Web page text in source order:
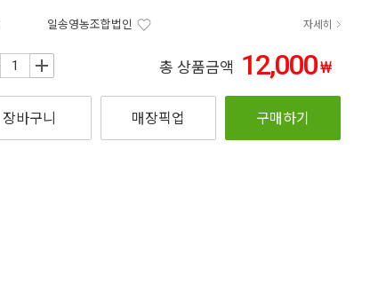
일송영농조합법인 자세히
총 상품금액 12,000₩
장바구니 매장픽업 구매하기